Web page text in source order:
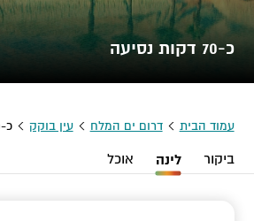
כ-70 דקות נסיעה
עמוד הבית דרום ים המלח עין בוקק כ-70 דקות נסיעה
ביקור לינה אוכל